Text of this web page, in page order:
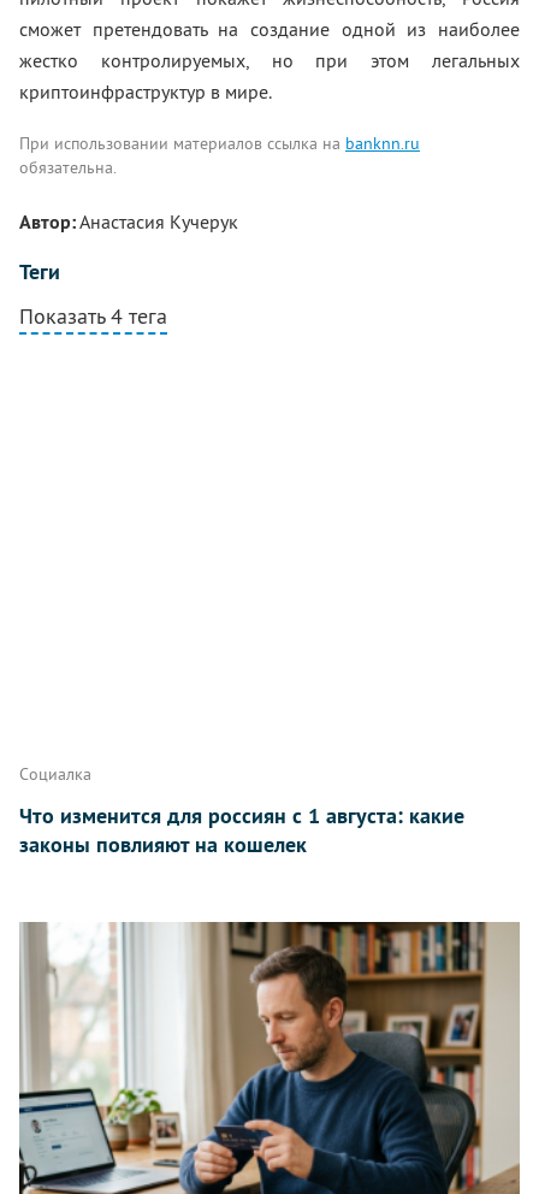
сможет претендовать на создание одной из наиболее
жестко контролируемых, но при этом легальных
криптоинфраструктур в мире.
При использовании материалов ссылка на banknn.ru
обязательна.
Автор:Анастасия Кучерук
Теги
Показать 4 тега
Социалка
Что изменится для россиян с 1 августа: какие
законы повлияют на кошелек